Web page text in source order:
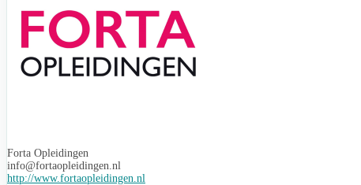
Forta Opleidingen
info@fortaopleidingen.nl
http://www.fortaopleidingen.nl